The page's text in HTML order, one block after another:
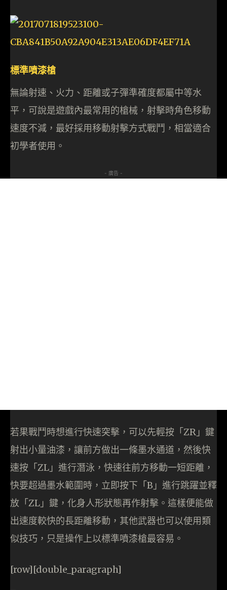
標準噴漆槍
無論射速、火力、距離或子彈準確度都屬中等水
平，可說是遊戲內最常用的槍械，射擊時角色移動
速度不減，最好採用移動射擊方式戰鬥，相當適合
初學者使用。
- 廣告 -
若果戰鬥時想進行快速突擊，可以先輕按「ZR」鍵
射出小量油漆，讓前方做出一條墨水通道，然後快
速按「ZL」進行潛泳，快速往前方移動一短距離，
快要超過墨水範圍時，立即按下「B」進行跳躍並釋
放「ZL」鍵，化身人形狀態再作射擊。這樣便能做
出速度較快的長距離移動，其他武器也可以使用類
似技巧，只是操作上以標準噴漆槍最容易。
[row][double_paragraph]